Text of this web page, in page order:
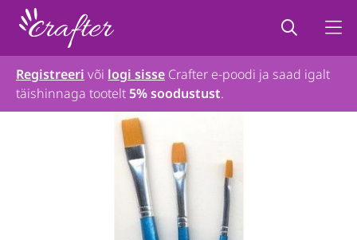
Registreeri või logi sisse Crafter e-poodi ja saad igalt
täishinnaga tootelt5% soodustust.